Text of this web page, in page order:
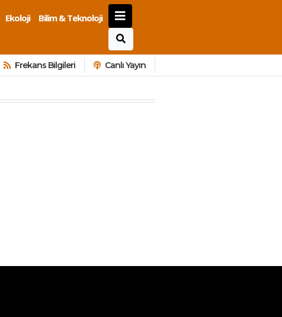
Ekoloji
Bilim & Teknoloji
Frekans Bilgileri Canlı Yayın